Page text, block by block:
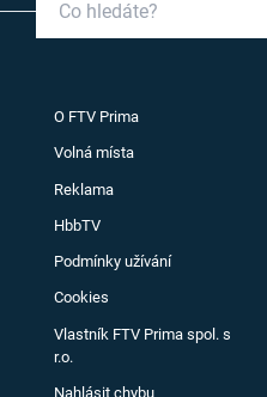
O FTV Prima
Volná místa
Reklama
HbbTV
Podmínky užívání
Cookies
Vlastník FTV Prima spol. s
r.o.
Nahlásit chybu